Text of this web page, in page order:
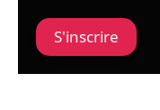
S'inscrire